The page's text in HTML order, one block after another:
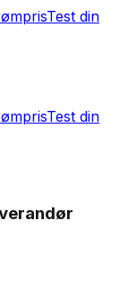
Test din
Test din